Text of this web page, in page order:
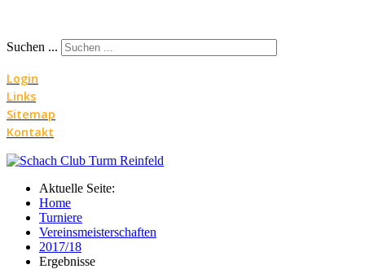
Suchen ...
Login
Links
Sitemap
Kontakt
Aktuelle Seite:
Home
Turniere
Vereinsmeisterschaften
2017/18
Ergebnisse